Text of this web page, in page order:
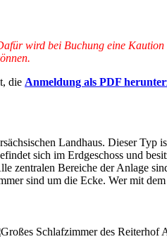
wird bei Buchung eine
die Anmeldung als PDF
Landhaus. Dieser Typ
sich im Erdgeschoss und
zentralen Bereiche der Anlage
sind um die Ecke. Wer mit